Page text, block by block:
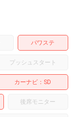
パワステ
プッシュスタート
カーナビ SD
後席モニター